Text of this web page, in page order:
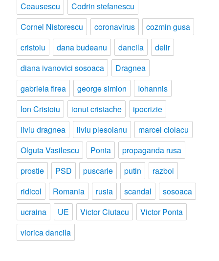
Ceausescu
Codrin stefanescu
Cornel Nistorescu
coronavirus
cozmin gusa
cristoiu
dana budeanu dancila
delir
diana ivanovici sosoaca
Dragnea
gabriela firea
george simion
Iohannis
Ion Cristoiu
ionut cristache
ipocrizie
liviu dragnea
liviu plesoianu
marcel ciolacu
Olguta Vasilescu
Ponta
propaganda rusa
prostie
PSD puscarie putin
razboi
ridicol
Romania rusia scandal
sosoaca
ucraina
UE Victor Ciutacu
Victor Ponta
viorica dancila